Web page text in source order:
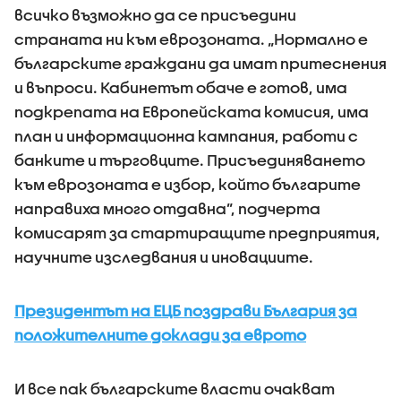
всичко възможно да се присъедини
страната ни към еврозоната. „Нормално е
българските граждани да имат притеснения
и въпроси. Кабинетът обаче е готов, има
подкрепата на Европейската комисия, има
план и информационна кампания, работи с
банките и търговците. Присъединяването
към еврозоната е избор, който българите
направиха много отдавна”, подчерта
комисарят за стартиращите предприятия,
научните изследвания и иновациите.
Президентът на ЕЦБ поздрави България за
положителните доклади за еврото
И все пак българските власти очакват